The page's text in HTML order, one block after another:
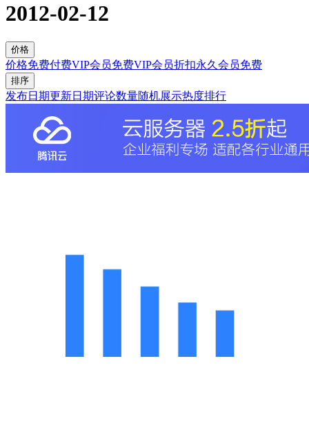
2012-02-12
价格
价格免费付费VIP会员免费VIP会员折扣永久会员免费
排序
发布日期更新日期评论数量随机展示热度排行